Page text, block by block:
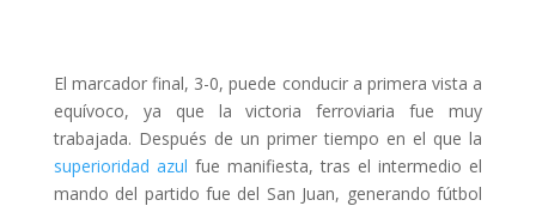
El marcador final, 3-0, puede conducir a primera vista a
equívoco, ya que la victoria ferroviaria fue muy
trabajada. Después de un primer tiempo en el que la
superioridad azul fue manifiesta, tras el intermedio el
mando del partido fue del San Juan, generando fútbol